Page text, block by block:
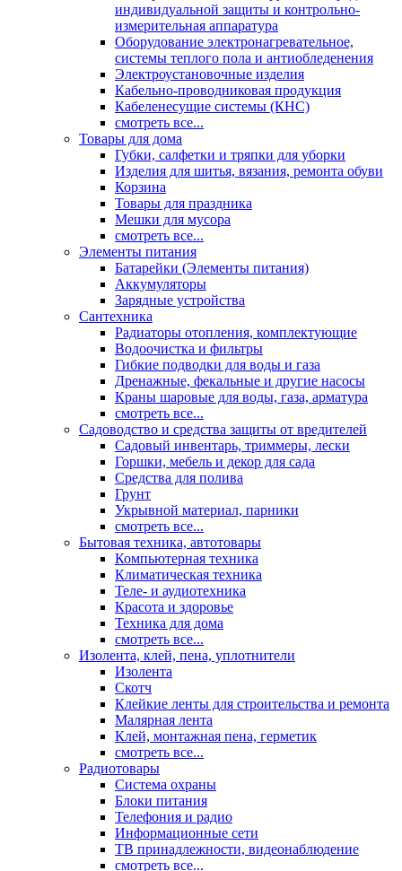
индивидуальной защиты и контрольно-
измерительная аппаратура
Оборудование электронагревательное,
системы теплого пола и антиобледенения
Электроустановочные изделия
Кабельно-проводниковая продукция
Кабеленесущие системы (КНС)
смотреть все...
Товары для дома
Губки, салфетки и тряпки для уборки
Изделия для шитья, вязания, ремонта обуви
Корзина
Товары для праздника
Мешки для мусора
смотреть все...
Элементы питания
Батарейки (Элементы питания)
Аккумуляторы
Зарядные устройства
Сантехника
Радиаторы отопления, комплектующие
Водоочистка и фильтры
Гибкие подводки для воды и газа
Дренажные, фекальные и другие насосы
Краны шаровые для воды, газа, арматура
смотреть все...
Садоводство и средства защиты от вредителей
Садовый инвентарь, триммеры, лески
Горшки, мебель и декор для сада
Средства для полива
Грунт
Укрывной материал, парники
смотреть все...
Бытовая техника, автотовары
Компьютерная техника
Климатическая техника
Теле- и аудиотехника
Красота и здоровье
Техника для дома
смотреть все...
Изолента, клей, пена, уплотнители
Изолента
Скотч
Клейкие ленты для строительства и ремонта
Малярная лента
Клей, монтажная пена, герметик
смотреть все...
Радиотовары
Система охраны
Блоки питания
Телефония и радио
Информационные сети
ТВ принадлежности, видеонаблюдение
смотреть все...